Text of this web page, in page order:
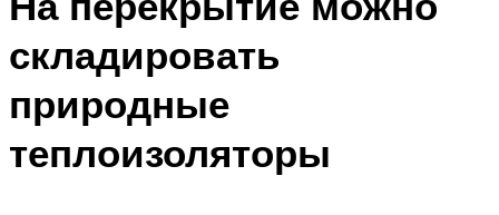
складировать
природные
теплоизоляторы